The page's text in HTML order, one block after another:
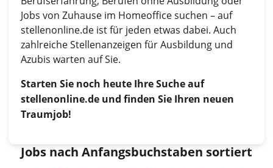
Jobs von Zuhause im Homeoffice suchen – auf
stellenonline.de ist für jeden etwas dabei. Auch
zahlreiche Stellenanzeigen für Ausbildung und
Azubis warten auf Sie.
Starten Sie noch heute Ihre Suche auf
stellenonline.de und finden Sie Ihren neuen
Traumjob!
Jobs nach Anfangsbuchstaben sortiert